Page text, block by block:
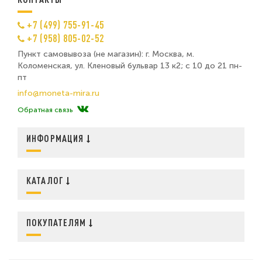
+7 (499) 755-91-45
+7 (958) 805-02-52
Пункт самовывоза (не магазин): г. Москва, м.
Коломенская, ул. Кленовый бульвар 13 к2; с 10 до 21 пн-
пт
info@moneta-mira.ru
Обратная связь
ИНФОРМАЦИЯ
КАТАЛОГ
ПОКУПАТЕЛЯМ